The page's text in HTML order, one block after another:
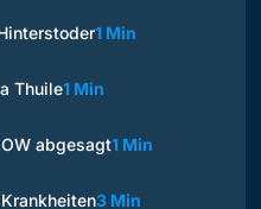
1 Min
Thuile1 Min
abgesagt1 Min
3 Min